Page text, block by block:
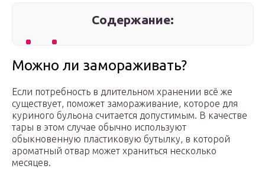
Содержание:
Можно ли замораживать?
Если потребность в длительном хранении всё же
существует, поможет замораживание, которое для
куриного бульона считается допустимым. В качестве
тары в этом случае обычно используют
обыкновенную пластиковую бутылку, в которой
ароматный отвар может храниться несколько
месяцев.